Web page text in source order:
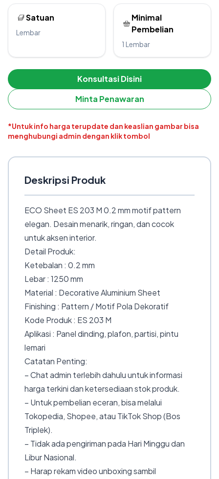
Satuan
Lembar
Minimal
Pembelian
1 Lembar
Konsultasi Disini
Minta Penawaran
*Untuk info harga terupdate dan keaslian gambar bisa
menghubungi admin dengan klik tombol
Deskripsi Produk
ECO Sheet ES 203 M 0.2 mm motif pattern
elegan. Desain menarik, ringan, dan cocok
untuk aksen interior.
Detail Produk:
Ketebalan : 0.2 mm
Lebar : 1250 mm
Material : Decorative Aluminium Sheet
Finishing : Pattern / Motif Pola Dekoratif
Kode Produk : ES 203 M
Aplikasi : Panel dinding, plafon, partisi, pintu
lemari
Catatan Penting:
– Chat admin terlebih dahulu untuk informasi
harga terkini dan ketersediaan stok produk.
– Untuk pembelian eceran, bisa melalui
Tokopedia, Shopee, atau TikTok Shop (Bos
Triplek).
– Tidak ada pengiriman pada Hari Minggu dan
Libur Nasional.
– Harap rekam video unboxing sambil